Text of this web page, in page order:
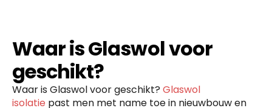
Waar is Glaswol voor
geschikt?
Waar is Glaswol voor geschikt? Glaswol
isolatie past men met name toe in nieuwbouw en